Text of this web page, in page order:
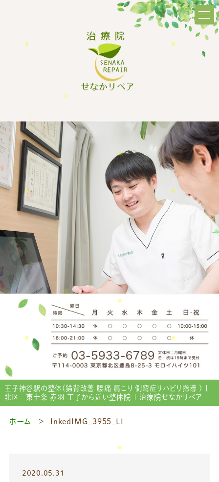
王子神谷駅の整体(猫背改善 腰痛 肩こり 側弯症リハビリ指導 ) |
北区 東十条 赤羽 王子から近い整体院 | 治療院せなかリペア
ホーム InkedIMG_3955_LI
2020.05.31